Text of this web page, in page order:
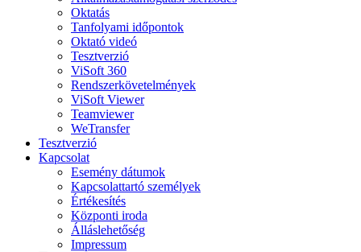
Oktatás
Tanfolyami időpontok
Oktató videó
Tesztverzió
ViSoft 360
Rendszerkövetelmények
ViSoft Viewer
Teamviewer
WeTransfer
Tesztverzió
Kapcsolat
Esemény dátumok
Kapcsolattartó személyek
Értékesítés
Központi iroda
Álláslehetőség
Impressum